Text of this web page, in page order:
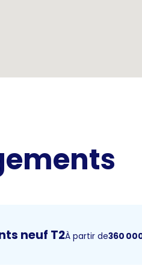
neuf T2À partir de360